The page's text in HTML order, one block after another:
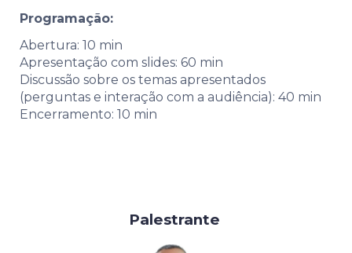
Programação:
Abertura: 10 min
Apresentação com slides: 60 min
Discussão sobre os temas apresentados
(perguntas e interação com a audiência): 40 min
Encerramento: 10 min
Palestrante